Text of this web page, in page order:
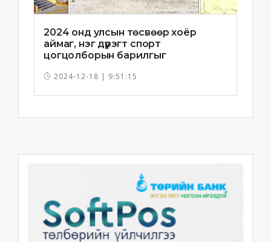
2024 онд улсын төсвөөр хоёр
аймаг, нэг дүүрэгт спорт
цогцолборын барилгыг
2024-12-18 | 9:51:15